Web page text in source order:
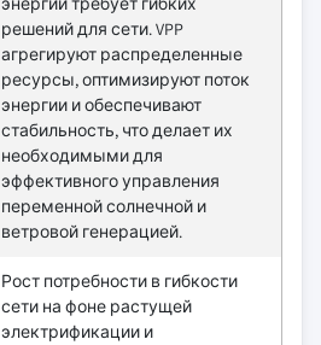
решений для сети. VPP
агрегируют распределенные
ресурсы, оптимизируют поток
энергии и обеспечивают
стабильность, что делает их
необходимыми для
эффективного управления
переменной солнечной и
ветровой генерацией.
Рост потребности в гибкости
сети на фоне растущей
электрификации и